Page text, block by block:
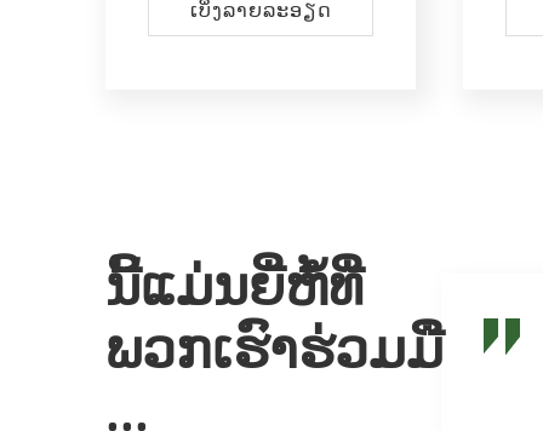
ເບິ່ງ​ລາຍ​ລະ​ອຽດ
ນີ້ແມ່ນຍີ່ຫໍ້ທີ່
ພວກເຮົາຮ່ວມມື
...